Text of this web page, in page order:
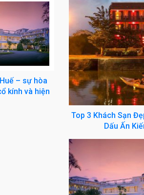
– sự hòa
kính và hiện
Top 3 Khách Sạn
Dấu Ấn